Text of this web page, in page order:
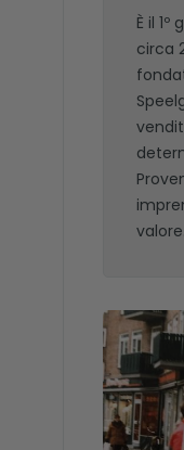
È il
circa
valore.